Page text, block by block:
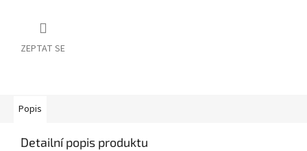
ZEPTAT SE
Popis
Detailní popis produktu